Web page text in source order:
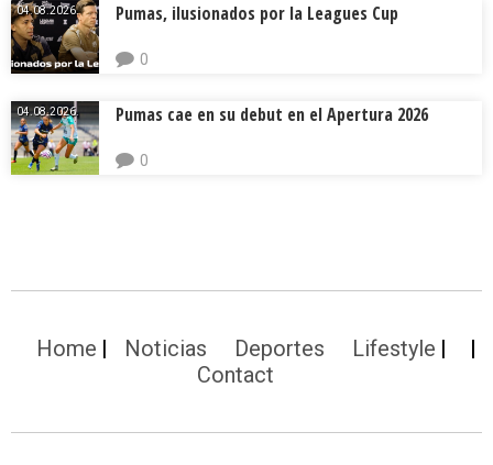
04.08.2026. Pumas, ilusionados por la Leagues Cup
0
04.08.2026. Pumas cae en su debut en el Apertura 2026
0
Home Noticias Deportes
Lifestyle
Contact